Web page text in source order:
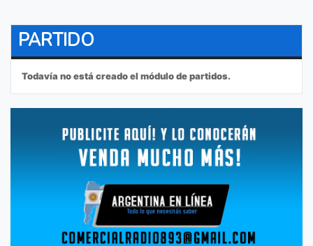
PARTIDO
Todavía no está creado el módulo de partidos.